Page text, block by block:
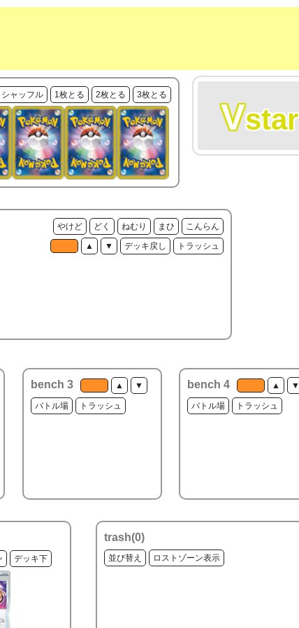
シャッフル 1枚とる 2枚とる 3枚とる
Vstar
やけど どく ねむり まひ
こんらん
▲
▼ デッキ戻し トラッシュ
bench 3 ▲ ▼
バトル場 トラッシュ
bench 4 ▲ ▼
バトル場 トラッシュ
デッキ下
trash(0)
並び替え ロストゾーン表示